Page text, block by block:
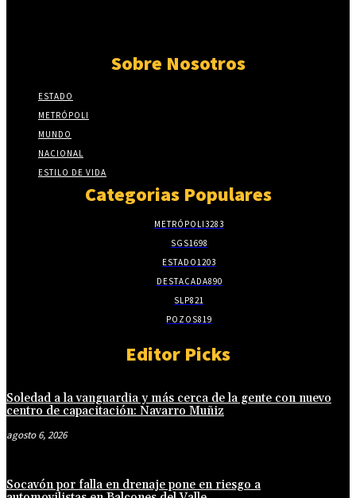
Sobre Nosotros
ESTADO
METRÓPOLI
MUNDO
NACIONAL
ESTILO DE VIDA
Categorias Populares
METRÓPOLI3283
SGS1698
ESTADO1203
DESTACADA890
SLP821
POZOS819
Editor Picks
Soledad a la vanguardia y más cerca de la gente con nuevo
centro de capacitación: Navarro Muñiz
agosto 6, 2026
Socavón por falla en drenaje pone en riesgo a